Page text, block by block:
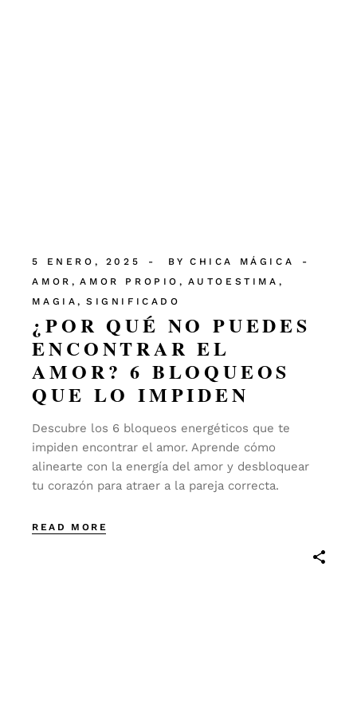
5 ENERO, 2025 BY
CHICA MÁGICA
AMOR
AMOR PROPIO
AUTOESTIMA
MAGIA
SIGNIFICADO
¿POR QUÉ NO PUEDES
ENCONTRAR EL
AMOR? 6 BLOQUEOS
QUE LO IMPIDEN
Descubre los 6 bloqueos energéticos que te
impiden encontrar el amor. Aprende cómo
alinearte con la energía del amor y desbloquear
tu corazón para atraer a la pareja correcta.
READ MORE